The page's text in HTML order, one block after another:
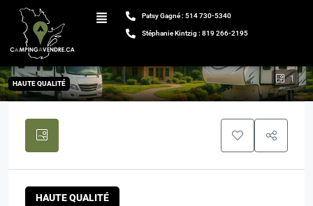
Patsy Gagné : 514 730-5340
Stéphanie Kintzig : 819 266-2195
1
HAUTE QUALITÉ
HAUTE QUALITÉ